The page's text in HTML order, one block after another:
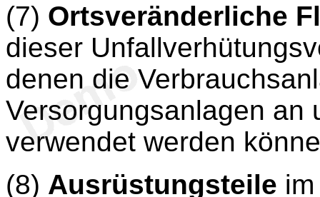
(7) Ortsveränderliche
dieser
denen die
Versorgungsanlagen an
verwendet werden
(8) Ausrüstungsteile